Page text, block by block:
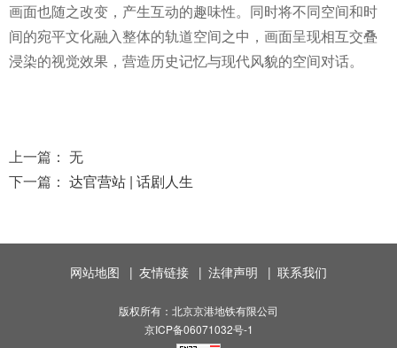
画面也随之改变，产生互动的趣味性。同时将不同空间和时
间的宛平文化融入整体的轨道空间之中，画面呈现相互交叠
浸染的视觉效果，营造历史记忆与现代风貌的空间对话。
上一篇： 无
下一篇： 达官营站 | 话剧人生
网站地图 | 友情链接 | 法律声明 | 联系我们
版权所有：北京京港地铁有限公司
京ICP备06071032号-1